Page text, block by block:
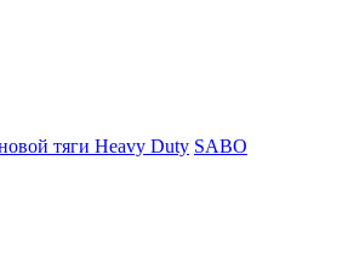
тяги Heavy Duty SABO